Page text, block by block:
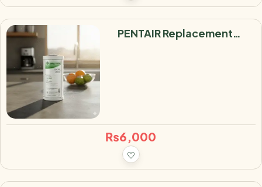
PENTAIR Replacement
₨6,000